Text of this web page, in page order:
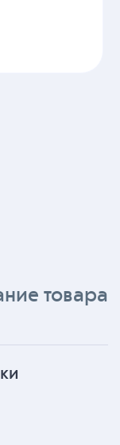
товара